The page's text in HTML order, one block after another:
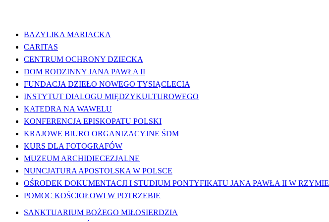
BAZYLIKA MARIACKA
CARITAS
CENTRUM OCHRONY DZIECKA
DOM RODZINNY JANA PAWŁA II
FUNDACJA DZIEŁO NOWEGO TYSIĄCLECIA
INSTYTUT DIALOGU MIĘDZYKULTUROWEGO
KATEDRA NA WAWELU
KONFERENCJA EPISKOPATU POLSKI
KRAJOWE BIURO ORGANIZACYJNE ŚDM
KURS DLA FOTOGRAFÓW
MUZEUM ARCHIDIECEZJALNE
NUNCJATURA APOSTOLSKA W POLSCE
OŚRODEK DOKUMENTACJI I STUDIUM PONTYFIKATU JANA PAWŁA II W RZYMIE
POMOC KOŚCIOŁOWI W POTRZEBIE
SANKTUARIUM BOŻEGO MIŁOSIERDZIA